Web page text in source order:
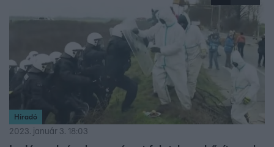
Híradó
2023. január 3. 18:03